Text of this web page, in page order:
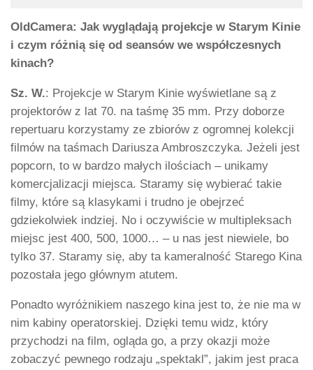
OldCamera: Jak wyglądają projekcje w Starym Kinie
i czym różnią się od seansów we współczesnych
kinach?
Sz. W.: Projekcje w Starym Kinie wyświetlane są z
projektorów z lat 70. na taśmę 35 mm. Przy doborze
repertuaru korzystamy ze zbiorów z ogromnej kolekcji
filmów na taśmach Dariusza Ambroszczyka. Jeżeli jest
popcorn, to w bardzo małych ilościach – unikamy
komercjalizacji miejsca. Staramy się wybierać takie
filmy, które są klasykami i trudno je obejrzeć
gdziekolwiek indziej. No i oczywiście w multipleksach
miejsc jest 400, 500, 1000… – u nas jest niewiele, bo
tylko 37. Staramy się, aby ta kameralność Starego Kina
pozostała jego głównym atutem.
Ponadto wyróżnikiem naszego kina jest to, że nie ma w
nim kabiny operatorskiej. Dzięki temu widz, który
przychodzi na film, ogląda go, a przy okazji może
zobaczyć pewnego rodzaju „spektakl”, jakim jest praca